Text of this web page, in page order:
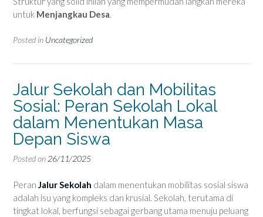
untuk Menjangkau Desa.
Posted in Uncategorized
Jalur Sekolah dan Mobilitas
Sosial: Peran Sekolah Lokal
dalam Menentukan Masa
Depan Siswa
Posted on 26/11/2025
Peran Jalur Sekolah dalam menentukan mobilitas sosial siswa
adalah isu yang kompleks dan krusial. Sekolah, terutama di
tingkat lokal, berfungsi sebagai gerbang utama menuju peluang